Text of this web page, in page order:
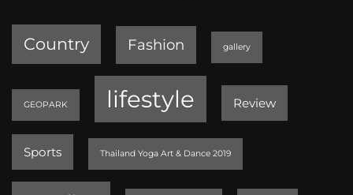
Country Fashion gallery
GEOPARK lifestyle Review
Sports Thailand Yoga Art & Dance 2019